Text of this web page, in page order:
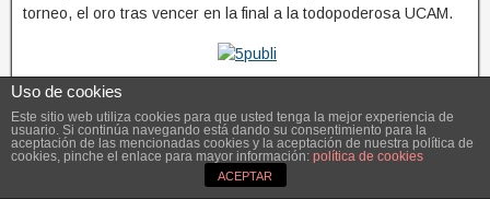
torneo, el oro tras vencer en la final a la todopoderosa UCAM.
El torneo comenzó con probablemente el partido más duro para
los universitarios de todo el torneo (quizás no comparable en
calidad con la UCAM, pero con una intensidad de juego
increíble). El partido fue contra el equipo local, la Universidad
Politécnica de Valencia. El equipo Valenciano demostró ser uno
Uso de cookies
Este sitio web utiliza cookies para que usted tenga la mejor experiencia de
usuario. Si continúa navegando está dando su consentimiento para la
aceptación de las mencionadas cookies y la aceptación de nuestra política de
cookies, pinche el enlace para mayor información: política de cookies
ACEPTAR